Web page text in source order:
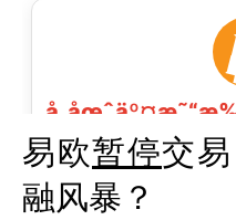
易欧暂停交
融风暴？